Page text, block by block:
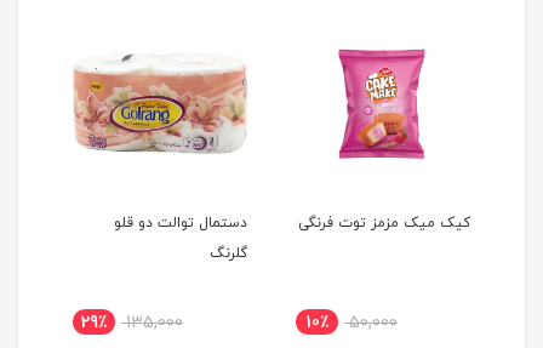
کیک میک مزمز توت فرنگی
50,000 10٪
دستمال توالت دو قلو
گلرنگ
135,000 29٪